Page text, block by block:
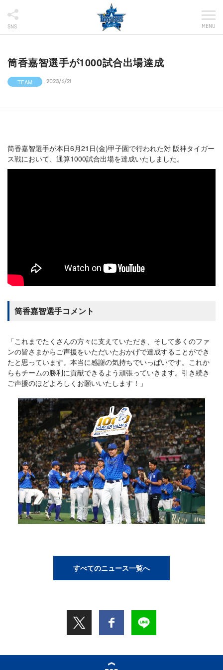
SNS MENU
筒香嘉智選手が1000試合出場達成
TEAM 2023/6/21
筒香嘉智選手が本日6月21日(金)甲子園で行われた対 阪神タイガー
ス戦において、通算1000試合出場を達成いたしました。
筒香嘉智選手コメント
「これまでたくさんの方々に支えていただき、そして多くのファ
ンの皆さまからご声援をいただいたおかげで達成することができ
たと思っています。本当に感謝の気持ちでいっぱいです。これか
らもチームの勝利に貢献できるよう頑張っていきます。引き続き
ご声援のほどよろしくお願いいたします！」
すべてのニュース一覧へ